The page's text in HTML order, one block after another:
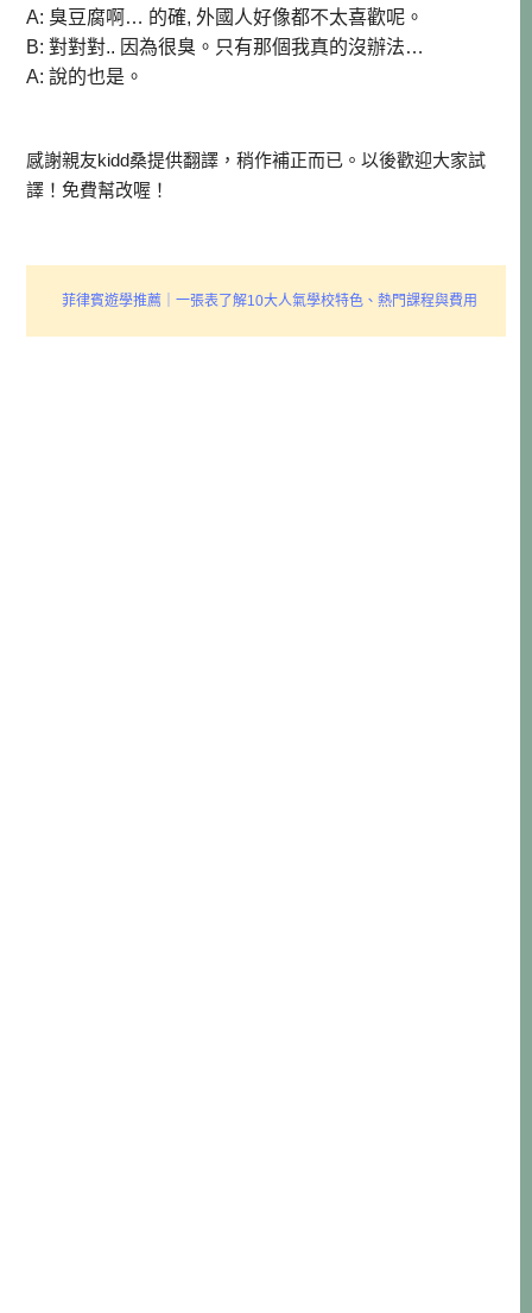
A: 臭豆腐啊… 的確, 外國人好像都不太喜歡呢。
B: 對對對.. 因為很臭。只有那個我真的沒辦法…
A: 說的也是。
感謝親友kidd桑提供翻譯，稍作補正而已。以後歡迎大家試
譯！免費幫改喔！
菲律賓遊學推薦｜一張表了解10大人氣學校特色、熱門課程與費用